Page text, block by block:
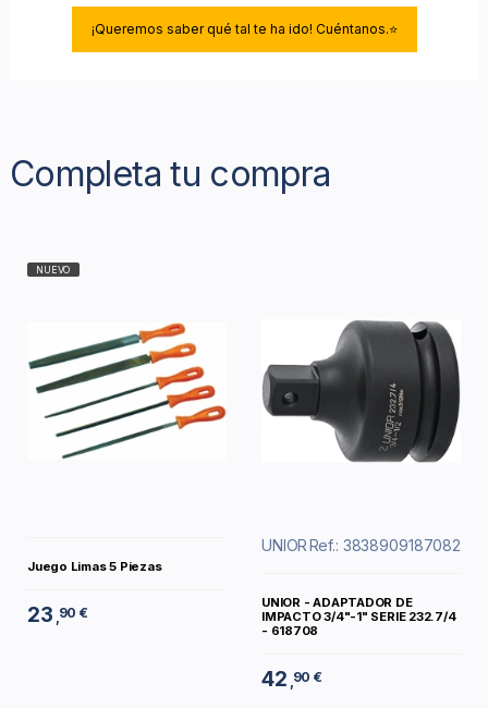
¡Queremos saber qué tal te ha ido! Cuéntanos.⭐
Completa tu compra
NUEVO
Juego Limas 5 Piezas
23 ,90 €
UNIORRef.: 3838909187082
UNIOR - ADAPTADOR DE
IMPACTO 3/4"-1" SERIE 232.7/4
- 618708
42 ,90 €